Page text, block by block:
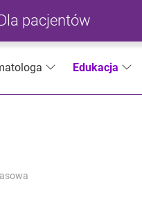
pacjentów
Edukacja